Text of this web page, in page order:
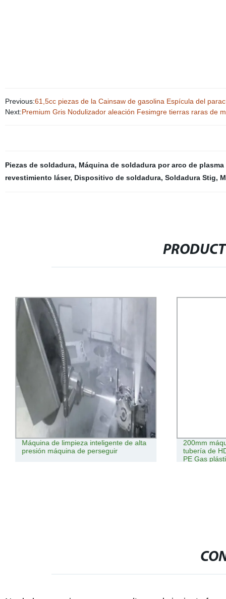
Previous:61,5cc piezas de la Cainsaw de gasolina Espícula del
Next:Premium Gris Nodulizador aleación Fesimgre tierras raras de
Piezas de soldadura, Máquina de soldadura por arco de
revestimiento láser, Dispositivo de soldadura, Soldadura Stig,
Máquina de limpieza inteligente de alta
presión máquina de perseguir
200mm
tubería de
PE Gas